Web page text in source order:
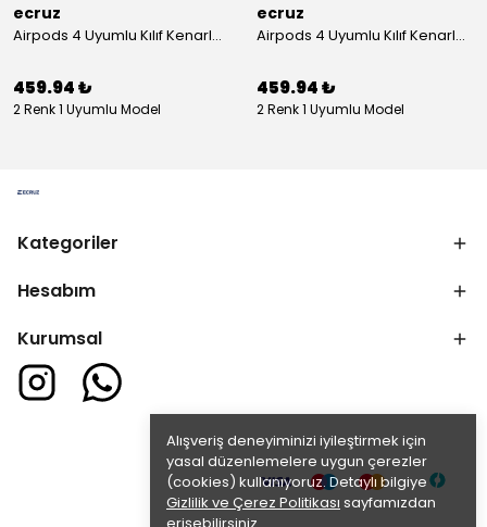
Alışveriş deneyiminizi iyileştirmek için
yasal düzenlemelere uygun çerezler
(cookies) kullanıyoruz. Detaylı bilgiye
Gizlilik ve Çerez Politikası sayfamızdan
ecruz
Airpods 4 Uyumlu Kılıf Kenarları Renkli Şeffaf Dilimli Silikon Ecruz Airbag 40 Uyumlu Kılıf
459.94 ₺
2 Renk 1 Uyumlu Model
ecruz
Airpods 4 Uyumlu Kılıf Kenarları Renkli Şeffaf Dilimli Silikon Ecruz Airbag 40 Uyumlu Kılıf
459.94 ₺
2 Renk 1 Uyumlu Model
Kategoriler
Hesabım
Kurumsal